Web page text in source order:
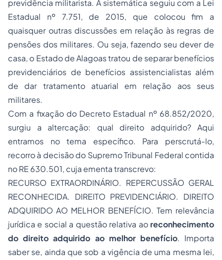
previdência militarista. A sistemática seguiu com a Lei
Estadual nº 7.751, de 2015, que colocou fim a
quaisquer outras discussões em relação às regras de
pensões dos militares. Ou seja, fazendo seu dever de
casa, o Estado de Alagoas tratou de separar benefícios
previdenciários de benefícios assistencialistas além
de dar tratamento atuarial em relação aos seus
militares.
Com a fixação do Decreto Estadual nº 68.852/2020,
surgiu a altercação: qual direito adquirido? Aqui
entramos no tema específico. Para perscrutá-lo,
recorro à decisão do Supremo Tribunal Federal contida
no RE 630.501, cuja ementa transcrevo:
RECURSO EXTRAORDINÁRIO. REPERCUSSÃO GERAL
RECONHECIDA. DIREITO PREVIDENCIÁRIO. DIREITO
ADQUIRIDO AO MELHOR BENEFÍCIO. Tem relevância
jurídica e social a questão relativa ao reconhecimento
do direito adquirido ao melhor benefício. Importa
saber se, ainda que sob a vigência de uma mesma lei,